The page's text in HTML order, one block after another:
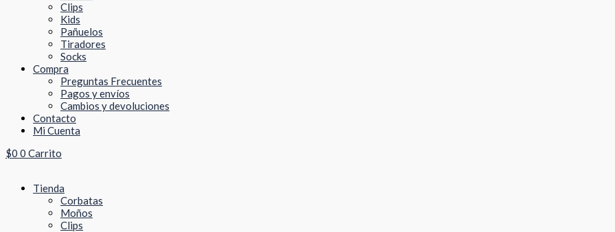
Clips
Kids
Pañuelos
Tiradores
Socks
Compra
Preguntas Frecuentes
Pagos y envíos
Cambios y devoluciones
Contacto
Mi Cuenta
$0 0 Carrito
Tienda
Corbatas
Moños
Clips